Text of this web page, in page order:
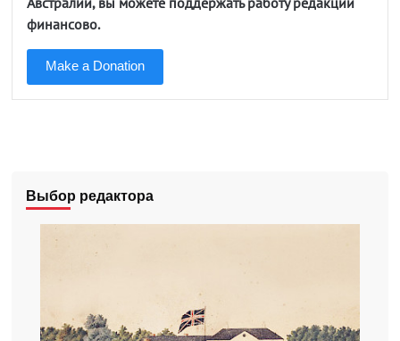
финансово.
Make a Donation
Выбор редактора